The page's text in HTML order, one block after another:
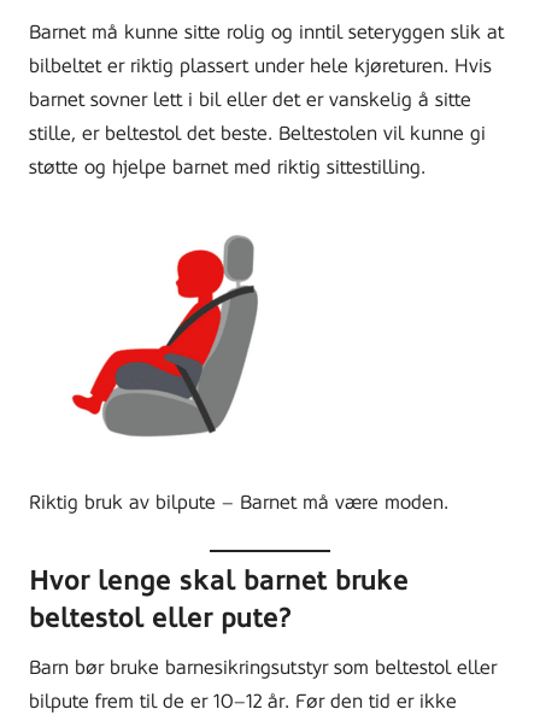
Barnet må kunne sitte rolig og inntil seteryggen slik at
bilbeltet er riktig plassert under hele kjøreturen. Hvis
barnet sovner lett i bil eller det er vanskelig å sitte
stille, er beltestol det beste. Beltestolen vil kunne gi
støtte og hjelpe barnet med riktig sittestilling.
Riktig bruk av bilpute – Barnet må være moden.
Hvor lenge skal barnet bruke
beltestol eller pute?
Barn bør bruke barnesikringsutstyr som beltestol eller
bilpute frem til de er 10–12 år. Før den tid er ikke